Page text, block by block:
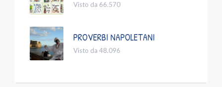
Visto da 66.570
PROVERBI NAPOLETANI
Visto da 48.096